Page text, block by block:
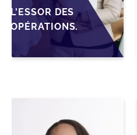
L'ESSOR DES
OPÉRATIONS
DE M&A MID-
MARKET AU
OPPORTUNITÉS
LES PME